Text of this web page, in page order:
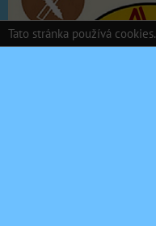
Tato stránka používá cookies.